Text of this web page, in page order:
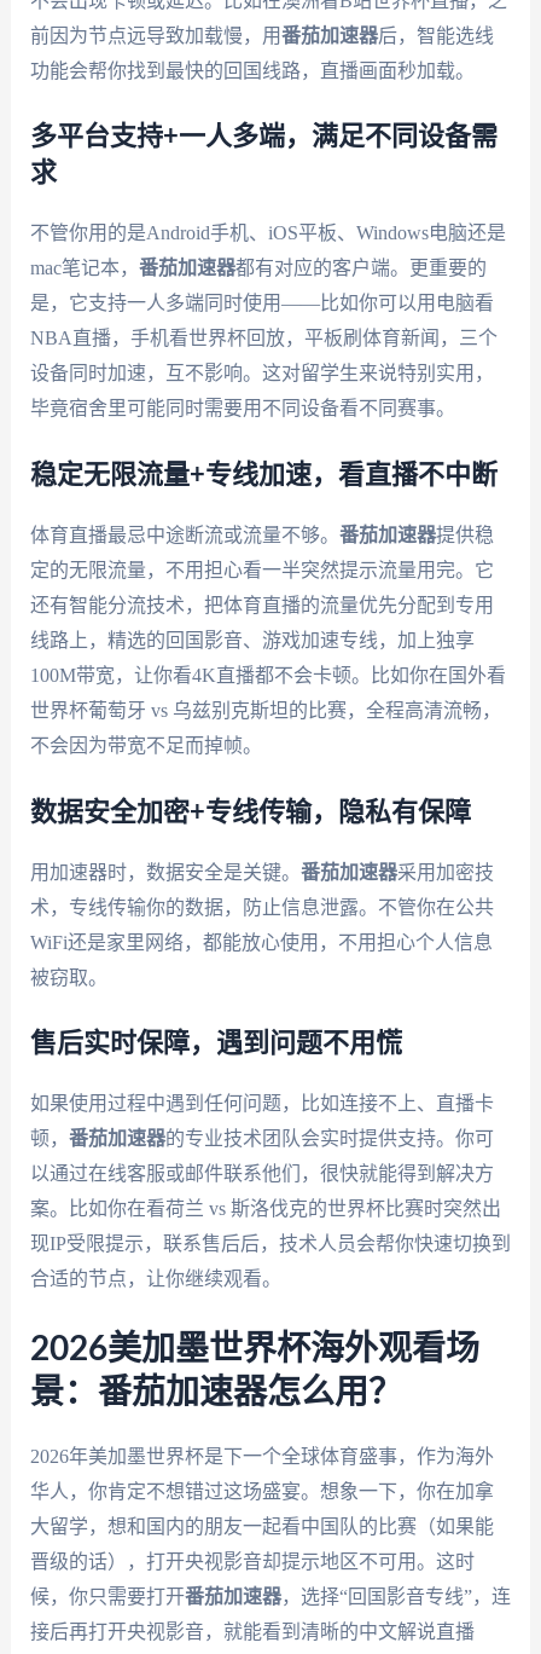
前因为节点远导致加载慢，用番茄加速器后，智能选线
功能会帮你找到最快的回国线路，直播画面秒加载。
多平台支持+一人多端，满足不同设备需
求
不管你用的是Android手机、iOS平板、Windows电脑还是
mac笔记本， 番茄加速器都有对应的客户端。更重要的
是，它支持一人多端同时使用——比如你可以用电脑看
NBA直播，手机看世界杯回放，平板刷体育新闻，三个
设备同时加速，互不影响。这对留学生来说特别实用，
毕竟宿舍里可能同时需要用不同设备看不同赛事。
稳定无限流量+专线加速，看直播不中断
体育直播最忌中途断流或流量不够。 番茄加速器提供稳
定的无限流量，不用担心看一半突然提示流量用完。它
还有智能分流技术，把体育直播的流量优先分配到专用
线路上，精选的回国影音、游戏加速专线，加上独享
100M带宽，让你看4K直播都不会卡顿。比如你在国外看
世界杯葡萄牙 vs 乌兹别克斯坦的比赛，全程高清流畅，
不会因为带宽不足而掉帧。
数据安全加密+专线传输，隐私有保障
用加速器时，数据安全是关键。 番茄加速器采用加密技
术，专线传输你的数据，防止信息泄露。不管你在公共
WiFi还是家里网络，都能放心使用，不用担心个人信息
被窃取。
售后实时保障，遇到问题不用慌
如果使用过程中遇到任何问题，比如连接不上、直播卡
顿， 番茄加速器的专业技术团队会实时提供支持。你可
以通过在线客服或邮件联系他们，很快就能得到解决方
案。比如你在看荷兰 vs 斯洛伐克的世界杯比赛时突然出
现IP受限提示，联系售后后，技术人员会帮你快速切换到
合适的节点，让你继续观看。
2026美加墨世界杯海外观看场
景：番茄加速器怎么用？
2026年美加墨世界杯是下一个全球体育盛事，作为海外
华人，你肯定不想错过这场盛宴。想象一下，你在加拿
大留学，想和国内的朋友一起看中国队的比赛（如果能
晋级的话），打开央视影音却提示地区不可用。这时
候，你只需要打开番茄加速器，选择“回国影音专线”，连
接后再打开央视影音，就能看到清晰的中文解说直播